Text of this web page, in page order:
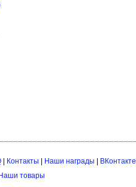
| Контакты Наши награды
ВКонтакте
Наши товары